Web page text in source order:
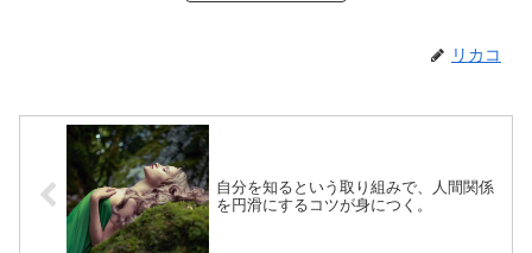
リカコ
自分を知るという取り組みで、人間関係
を円滑にするコツが身につく。